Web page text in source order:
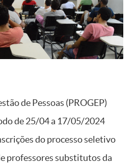
de Pessoas (PROGEP)
de 25/04 a 17/05/2024
do processo seletivo
professores substitutos da